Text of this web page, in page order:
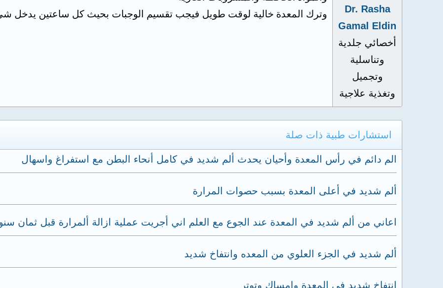
Dr. Rasha
Gamal Eldin
أخصائي جلدية
وتناسلية
وتجميل
وتغذية علاجية
وترك المعدة خالية لوقت طويل فيجب تقسيم الوجبات بحيث كل ساعتين يدخل
استشارات طبية ذات صلة
الم دائم في رأس المعدة وأحيان يحدث ألم شديد في كامل أنحاء البطن مع استفراغ واسهال
ألم شديد في أعلى المعدة بسبب حصوات المرارة
اعاني من ألم شديد في المعدة عند الجوع مع العلم اني أجريت عملية ازالة ألمرارة قبل ثمان
ألم شديد في الجزء العلوي من المعده وانتفاخ شديد
انتفاخ شديد في المعدة وامساك وتوتر